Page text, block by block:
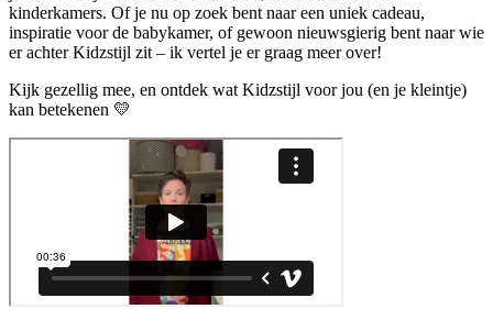
kinderkamers. Of je nu op zoek bent naar een uniek cadeau,
inspiratie voor de babykamer, of gewoon nieuwsgierig bent naar wie
er achter Kidzstijl zit – ik vertel je er graag meer over!
Kijk gezellig mee, en ontdek wat Kidzstijl voor jou (en je kleintje)
kan betekenen 💛